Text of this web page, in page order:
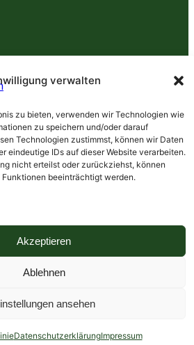
verwalten
zu bieten, verwenden wir Technologien wie
zu speichern und/oder darauf
Technologien zustimmst, können wir Daten
eindeutige IDs auf dieser Website verarbeiten.
nicht erteilst oder zurückziehst, können
beeinträchtigt werden.
Akzeptieren
Ablehnen
ansehen
DatenschutzerklärungImpressum
|Webdesign: Agentur
widerrufen